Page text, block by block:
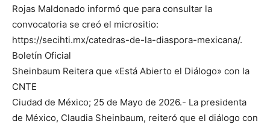
Rojas Maldonado informó que para consultar la
convocatoria se creó el micrositio:
https://secihti.mx/catedras-de-la-diaspora-mexicana/.
Boletín Oficial
Sheinbaum Reitera que «Está Abierto el Diálogo» con la
CNTE
Ciudad de México; 25 de Mayo de 2026.- La presidenta
de México, Claudia Sheinbaum, reiteró que el diálogo con